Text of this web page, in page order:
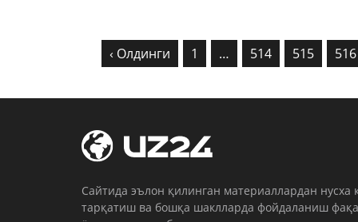
‹ Олдинги 1 … 514 515 516
Cайтида эълон қилинган материаллардан нусха
тарқатиш ва бошқа шаклларда фойдаланиш